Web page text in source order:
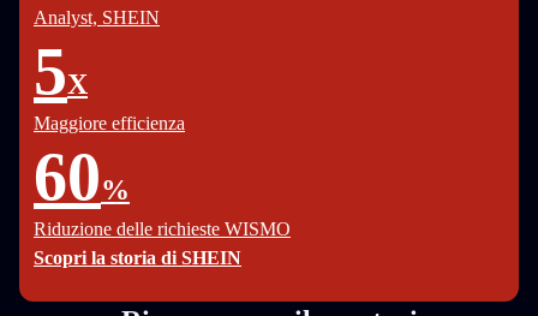
Analyst, SHEIN
5X
Maggiore efficienza
60%
Riduzione delle richieste WISMO
Scopri la storia di SHEIN